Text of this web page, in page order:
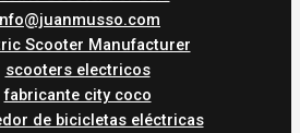
Scooter Manufacturer
scooters electricos
fabricante city coco
de bicicletas eléctricas